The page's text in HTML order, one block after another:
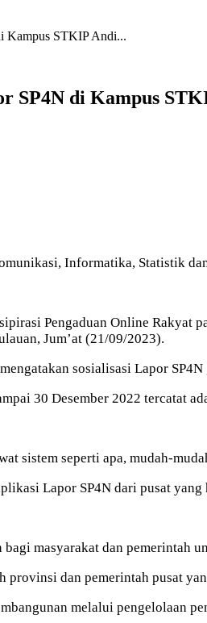
Kampus STKIP Andi...
SP4N di Kampus
Informatika, Statistik dan
Pengaduan Online Rakyat
Jum’at (21/09/2023).
sosialisasi Lapor
30 Desember 2022 tercatat
sistem seperti apa, mudah-
Lapor SP4N dari pusat
masyarakat dan pemerintah
provinsi dan pemerintah pusat
melalui pengelolaan